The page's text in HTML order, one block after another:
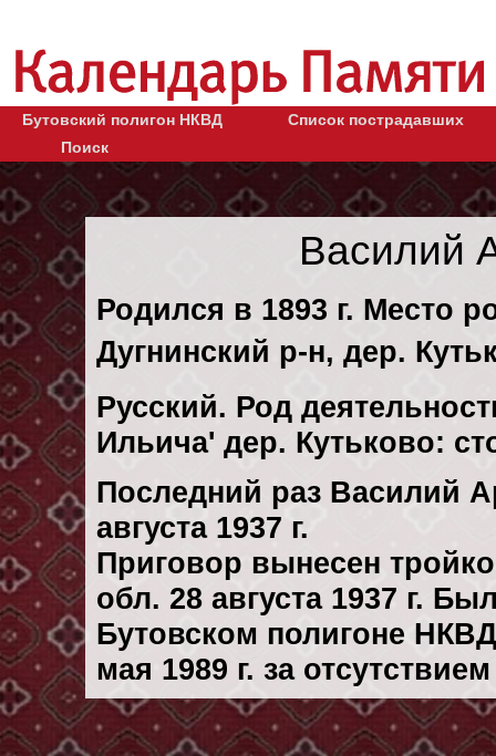
Бутовский полигон НКВД
Список пострадавших
Поиск
Василий
Родился в 1893 г. Место
Дугнинский р-н, дер.
Русский. Род
Ильича' дер. Кутьково:
Последний раз Василий
августа 1937 г.
Приговор вынесен
обл. 28 августа 1937 г.
Бутовском полигоне
мая 1989 г. за